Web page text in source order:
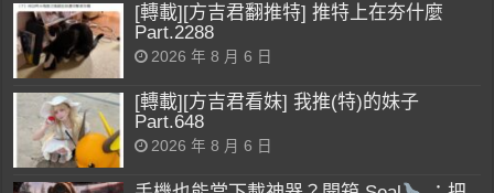
[轉載][方吉君翻推特] 推特上在夯什麼
Part.2288
2026 年 8 月 6 日
[轉載][方吉君看妹] 我推(特)的妹子
Part.648
2026 年 8 月 6 日